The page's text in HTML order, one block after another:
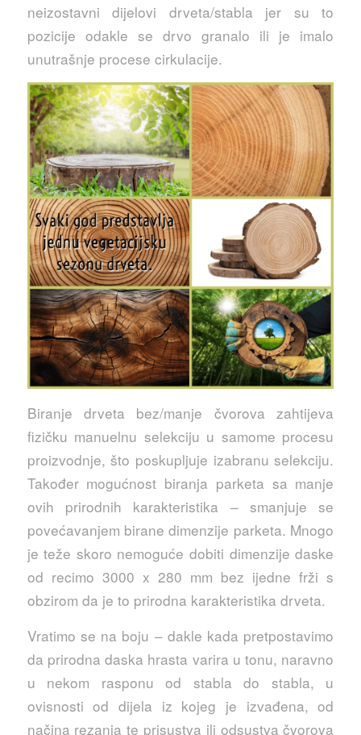
neizostavni dijelovi drveta/stabla jer su to
pozicije odakle se drvo granalo ili je imalo
unutrašnje procese cirkulacije.
Biranje drveta bez/manje čvorova zahtijeva
fizičku manuelnu selekciju u samome procesu
proizvodnje, što poskupljuje izabranu selekciju.
Također mogućnost biranja parketa sa manje
ovih prirodnih karakteristika – smanjuje se
povećavanjem birane dimenzije parketa. Mnogo
je teže skoro nemoguće dobiti dimenzije daske
od recimo 3000 x 280 mm bez ijedne frži s
obzirom da je to prirodna karakteristika drveta.
Vratimo se na boju – dakle kada pretpostavimo
da prirodna daska hrasta varira u tonu, naravno
u nekom rasponu od stabla do stabla, u
ovisnosti od dijela iz kojeg je izvađena, od
načina rezanja te prisustva ili odsustva čvorova